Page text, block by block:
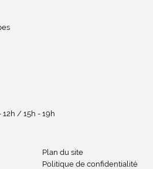
/ 15h - 19h
Plan du site
Politique de confidentialité